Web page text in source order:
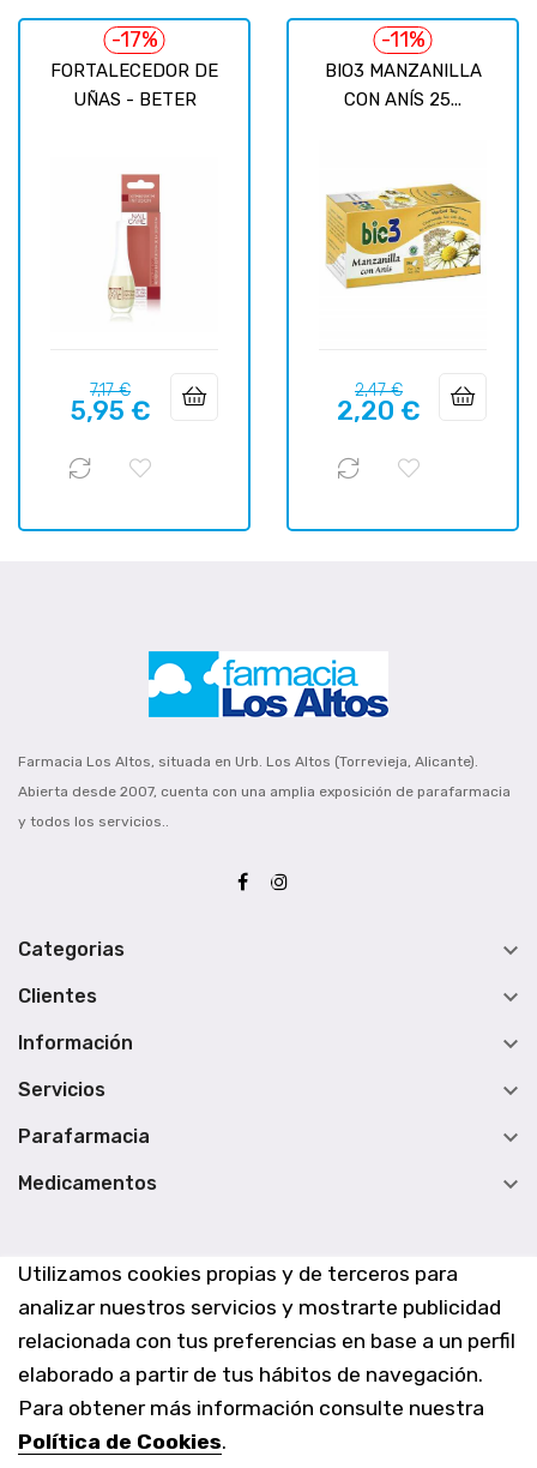
Utilizamos cookies propias y de terceros para
analizar nuestros servicios y mostrarte publicidad
relacionada con tus preferencias en base a un perfil
elaborado a partir de tus hábitos de navegación.
Para obtener más información consulte nuestra
Política de Cookies.
FORTALECEDOR DE
UÑAS - BETER
-17%
Precio
regular
7,17 €Precio
5,95 €
BIO3 MANZANILLA
CON ANÍS 25...
-11%
Precio
regular
2,47 €Precio
2,20 €
Farmacia Los Altos, situada en Urb. Los Altos (Torrevieja, Alicante).
Abierta desde 2007, cuenta con una amplia exposición de parafarmacia
y todos los servicios..
Categorias 
Clientes 
Información 
Servicios 
Parafarmacia 
Medicamentos 